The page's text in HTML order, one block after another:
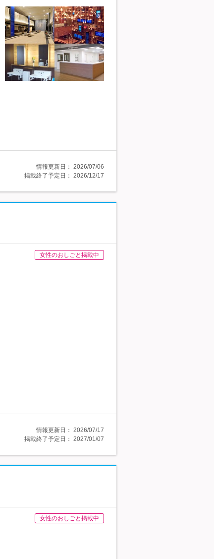
情報更新日： 2026/07/06
掲載終了予定日： 2026/12/17
女性のおしごと掲載中
情報更新日： 2026/07/17
掲載終了予定日： 2027/01/07
女性のおしごと掲載中